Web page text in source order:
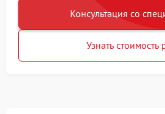
Консультация со
Узнать стоимость